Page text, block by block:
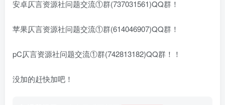
安卓仄言资源社问题交流①群(737031561)QQ群！
苹果仄言资源社问题交流①群(614046907)QQ群！
pC仄言资源社问题交流①群(742813182)QQ群！！
没加的赶快加吧！